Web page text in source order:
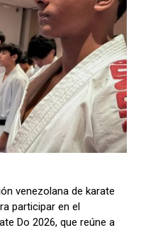
venezolana de karate
participar en el
Do 2026, que reúne a